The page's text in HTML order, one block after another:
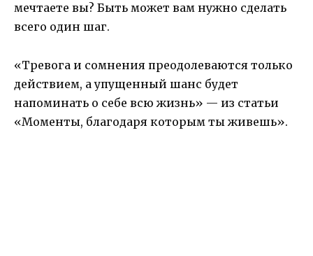
мечтаете вы? Быть может вам нужно сделать
всего один шаг.
«Тревога и сомнения преодолеваются только
действием, а упущенный шанс будет
напоминать о себе всю жизнь» — из статьи
«Моменты, благодаря которым ты живешь».